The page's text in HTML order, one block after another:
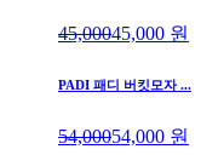
45,00045,000 원
PADI 패디 버킷모자 ...
54,00054,000 원